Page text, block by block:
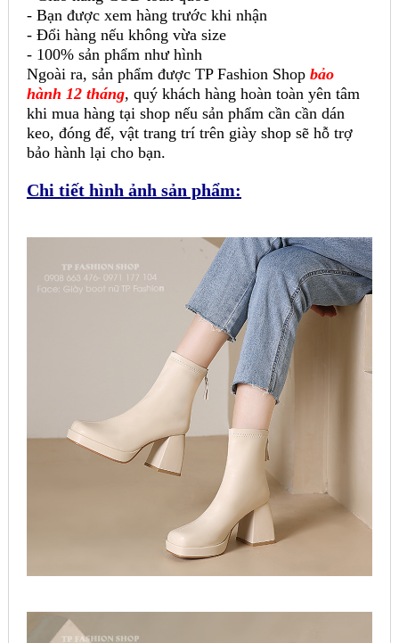
- Bạn được xem hàng trước khi nhận
- Đổi hàng nếu không vừa size
- 100% sản phẩm như hình
Ngoài ra, sản phẩm được TP Fashion Shop bảo
hành 12 tháng, quý khách hàng hoàn toàn yên tâm
khi mua hàng tại shop nếu sản phẩm cần cần dán
keo, đóng đế, vật trang trí trên giày shop sẽ hỗ trợ
bảo hành lại cho bạn.
Chi tiết hình ảnh sản phẩm: